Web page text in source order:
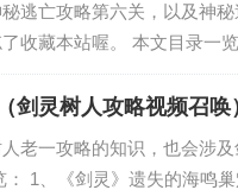
逃亡攻略第六关，以及神
收藏本站喔。 本文目录一
逃脱神庙逃亡第三章图文
剑灵树人攻略视频召唤
老一攻略的知识，也会涉
1、《剑灵》遗失的海鸣